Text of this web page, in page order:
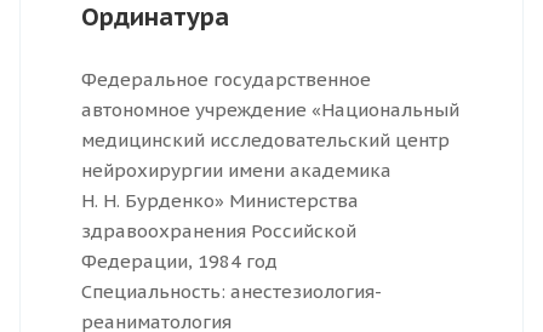
Ординатура
Федеральное государственное
автономное учреждение «Национальный
медицинский исследовательский центр
нейрохирургии имени академика
Н. Н. Бурденко» Министерства
здравоохранения Российской
Федерации, 1984 год
Специальность: анестезиология-
реаниматология